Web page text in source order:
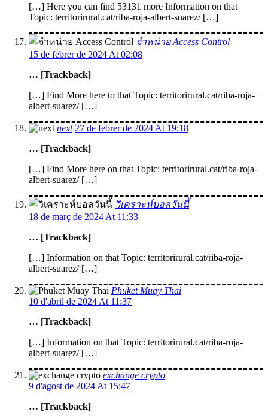
[…] Here you can find 53131 more Information on that
Topic: territorirural.cat/riba-roja-albert-suarez/ […]
จำหน่าย Access Control
15 de febrer de 2024 At 02:08
… [Trackback]
[…] Find More here to that Topic: territorirural.cat/riba-roja-
albert-suarez/ […]
next 27 de febrer de 2024 At 19:18
… [Trackback]
[…] Find More here on that Topic: territorirural.cat/riba-roja-
albert-suarez/ […]
วิเคราะห์บอลวันนี้
18 de març de 2024 At 11:33
… [Trackback]
[…] Information on that Topic: territorirural.cat/riba-roja-
albert-suarez/ […]
Phuket Muay Thai
10 d'abril de 2024 At 11:37
… [Trackback]
[…] Information on that Topic: territorirural.cat/riba-roja-
albert-suarez/ […]
exchange crypto
9 d'agost de 2024 At 15:47
… [Trackback]